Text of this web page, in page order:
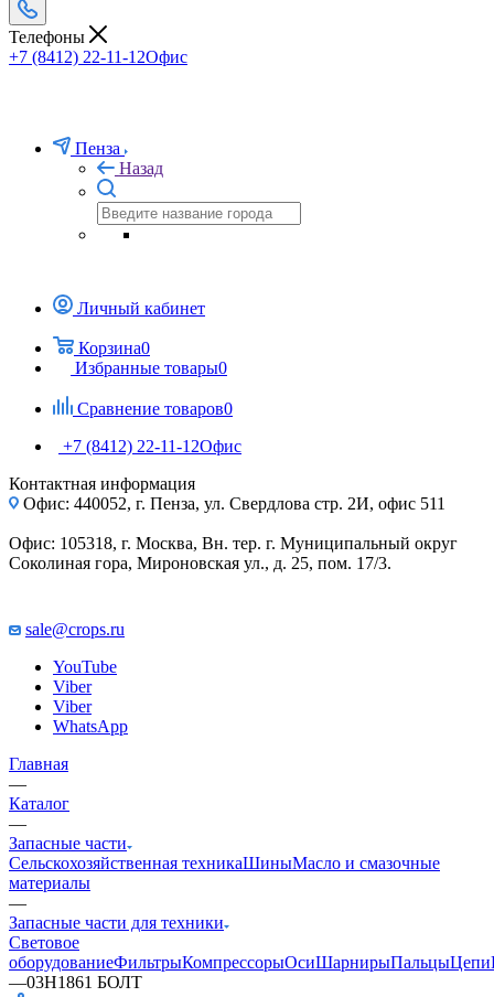
Телефоны
+7 (8412) 22-11-12Офис
Пенза
Назад
Личный кабинет
Корзина0
Избранные товары0
Сравнение товаров0
+7 (8412) 22-11-12Офис
Контактная информация
Офис: 440052, г. Пенза, ул. Свердлова стр. 2И, офис 511
Офис: 105318, г. Москва, Вн. тер. г. Муниципальный округ
Соколиная гора, Мироновская ул., д. 25, пом. 17/3.
sale@crops.ru
YouTube
Viber
Viber
WhatsApp
Главная
—
Каталог
—
Запасные части
Сельскохозяйственная техникаШиныМасло и смазочные
материалы
—
Запасные части для техники
Световое
оборудованиеФильтрыКомпрессорыОсиШарнирыПальцыЦепи
—03H1861 БОЛТ